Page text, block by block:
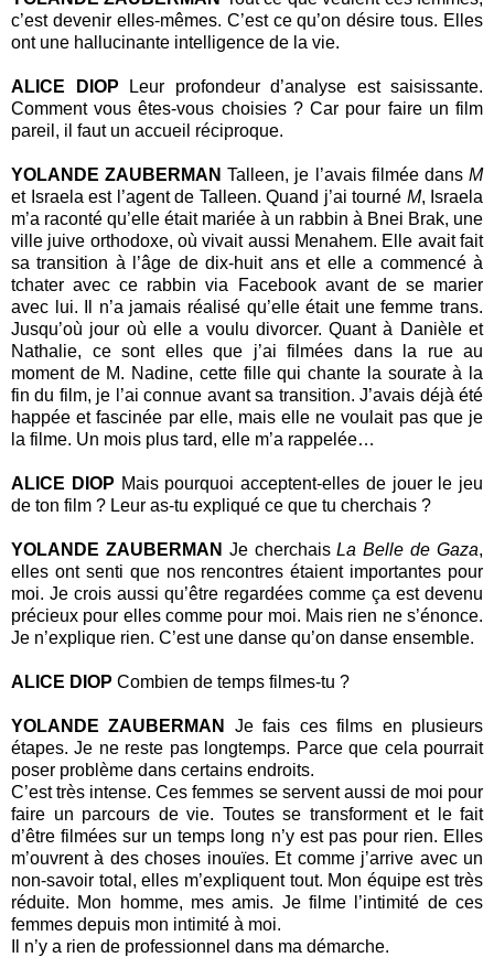
c’est devenir elles-mêmes. C’est ce qu’on désire tous. Elles
ont une hallucinante intelligence de la vie.
ALICE DIOP Leur profondeur d’analyse est saisissante.
Comment vous êtes-vous choisies ? Car pour faire un film
pareil, il faut un accueil réciproque.
YOLANDE ZAUBERMAN Talleen, je l’avais filmée dansM
et Israela est l’agent de Talleen. Quand j’ai tourné M, Israela
m’a raconté qu’elle était mariée à un rabbin à Bnei Brak, une
ville juive orthodoxe, où vivait aussi Menahem. Elle avait fait
sa transition à l’âge de dix-huit ans et elle a commencé à
tchater avec ce rabbin via Facebook avant de se marier
avec lui. Il n’a jamais réalisé qu’elle était une femme trans.
Jusqu’où jour où elle a voulu divorcer. Quant à Danièle et
Nathalie, ce sont elles que j’ai filmées dans la rue au
moment de M. Nadine, cette fille qui chante la sourate à la
fin du film, je l’ai connue avant sa transition. J’avais déjà été
happée et fascinée par elle, mais elle ne voulait pas que je
la filme. Un mois plus tard, elle m’a rappelée…
ALICE DIOP Mais pourquoi acceptent-elles de jouer le jeu
de ton film ? Leur as-tu expliqué ce que tu cherchais ?
YOLANDE ZAUBERMAN Je cherchaisLa Belle de Gaza,
elles ont senti que nos rencontres étaient importantes pour
moi. Je crois aussi qu’être regardées comme ça est devenu
précieux pour elles comme pour moi. Mais rien ne s’énonce.
Je n’explique rien. C’est une danse qu’on danse ensemble.
ALICE DIOP Combien de temps filmes-tu ?
YOLANDE ZAUBERMAN
Je fais ces films en plusieurs
étapes. Je ne reste pas longtemps. Parce que cela pourrait
poser problème dans certains endroits.
C’est très intense. Ces femmes se servent aussi de moi pour
faire un parcours de vie. Toutes se transforment et le fait
d’être filmées sur un temps long n’y est pas pour rien. Elles
m’ouvrent à des choses inouïes. Et comme j’arrive avec un
non-savoir total, elles m’expliquent tout. Mon équipe est très
réduite. Mon homme, mes amis. Je filme l’intimité de ces
femmes depuis mon intimité à moi.
Il n’y a rien de professionnel dans ma démarche.